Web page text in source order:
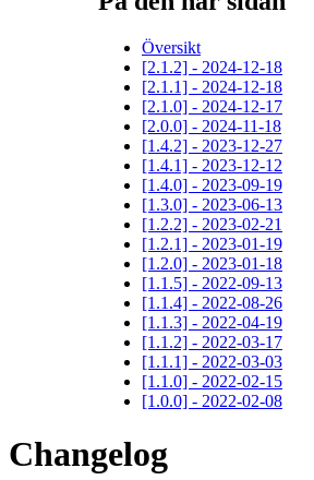
Översikt
[2.1.2] - 2024-12-18
[2.1.1] - 2024-12-18
[2.1.0] - 2024-12-17
[2.0.0] - 2024-11-18
[1.4.2] - 2023-12-27
[1.4.1] - 2023-12-12
[1.4.0] - 2023-09-19
[1.3.0] - 2023-06-13
[1.2.2] - 2023-02-21
[1.2.1] - 2023-01-19
[1.2.0] - 2023-01-18
[1.1.5] - 2022-09-13
[1.1.4] - 2022-08-26
[1.1.3] - 2022-04-19
[1.1.2] - 2022-03-17
[1.1.1] - 2022-03-03
[1.1.0] - 2022-02-15
[1.0.0] - 2022-02-08
Changelog